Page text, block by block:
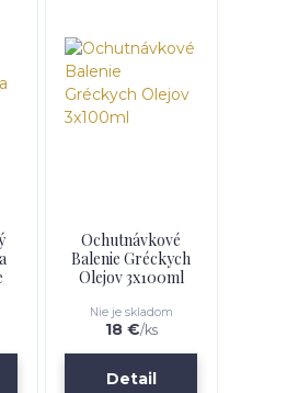
Ochutnávkové
Balenie Gréckych
Olejov 3x100ml
18 €/ks
Nie je skladom
Detail